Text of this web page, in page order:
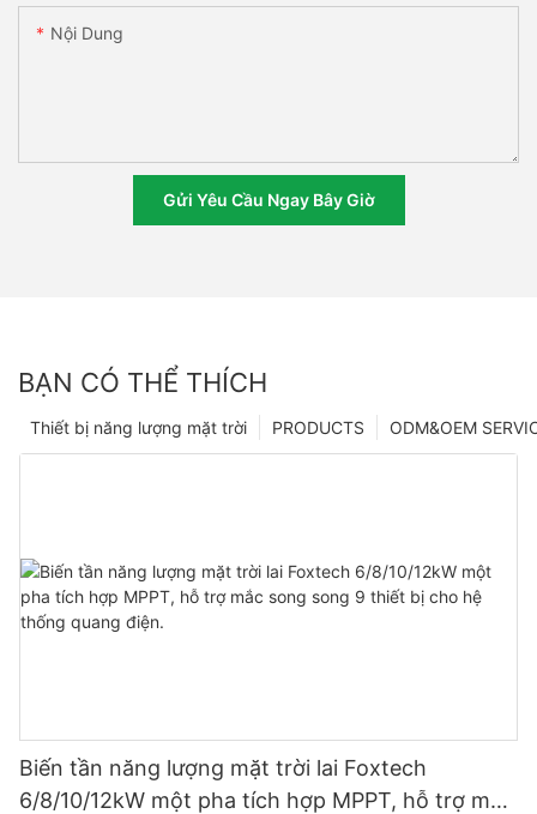
Nội Dung
Gửi Yêu Cầu Ngay Bây Giờ
BẠN CÓ THỂ THÍCH
ODM&OEM
PRODUCTS
Thiết bị năng lượng mặt trời
Biến tần năng lượng mặt trời lai Foxtech
6/8/10/12kW một pha tích hợp MPPT, hỗ trợ mắc